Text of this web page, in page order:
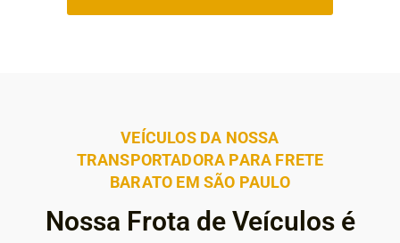
VEÍCULOS DA NOSSA
TRANSPORTADORA PARA FRETE
BARATO EM SÃO PAULO
Nossa Frota de Veículos é